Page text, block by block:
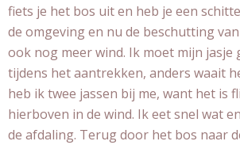
fiets je het bos uit en heb je een
de omgeving en nu de beschutting
ook nog meer wind. Ik moet mijn jasje
tijdens het aantrekken, anders waait
heb ik twee jassen bij me, want het is
hierboven in de wind. Ik eet snel wat
de afdaling. Terug door het bos naar